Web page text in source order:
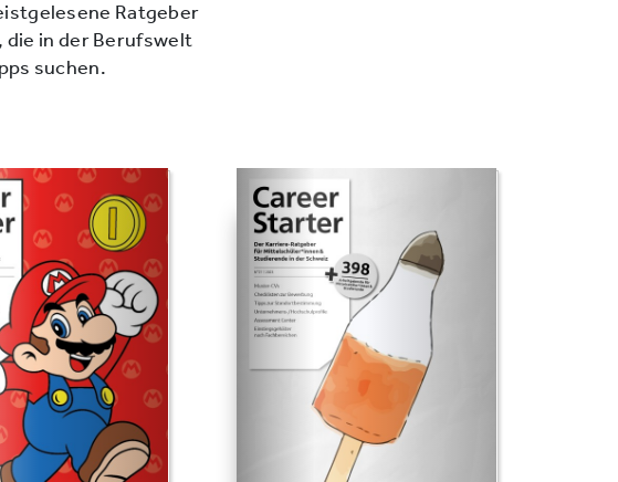
Ratgeber
die in der Berufswelt
suchen.